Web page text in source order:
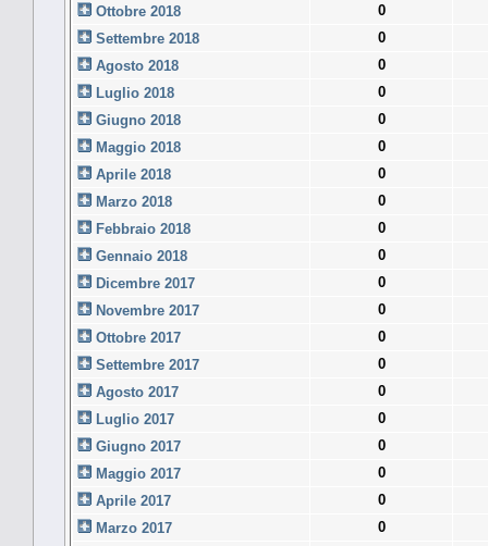
Ottobre 2018
0
Settembre 2018
0
Agosto 2018
0
Luglio 2018
0
Giugno 2018
0
Maggio 2018
0
Aprile 2018
0
Marzo 2018
0
Febbraio 2018
0
Gennaio 2018
0
Dicembre 2017
0
Novembre 2017
0
Ottobre 2017
0
Settembre 2017
0
Agosto 2017
0
Luglio 2017
0
Giugno 2017
0
Maggio 2017
0
Aprile 2017
0
Marzo 2017
0